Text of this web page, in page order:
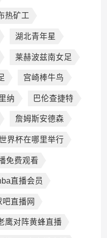
热矿工
湖北青年星
莱赫波兹南女足
宫崎棒牛鸟
纳 巴伦查捷特
詹姆斯安德森
界杯在哪里举行
免费观看
直播会员
吧直播网
鹰对阵黄蜂直播